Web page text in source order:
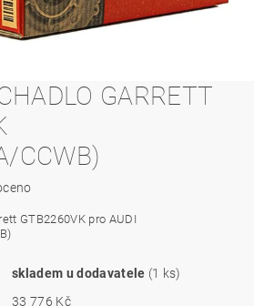
GARRETT
CCWB)
GTB2260VK pro AUDI
skladem u dodavatele (1 ks)
33 776 Kč